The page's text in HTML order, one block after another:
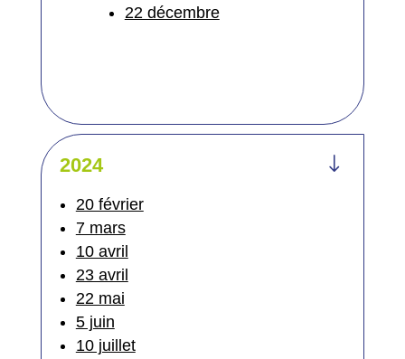
22 décembre
2024 "
20 février
7 mars
10 avril
23 avril
22 mai
5 juin
10 juillet